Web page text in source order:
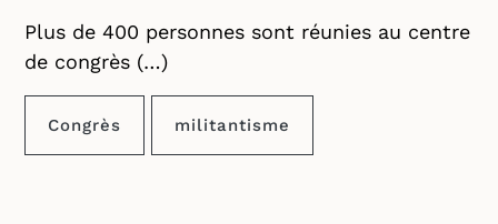
Plus de 400 personnes sont réunies au centre
de congrès (…)
Congrès militantisme